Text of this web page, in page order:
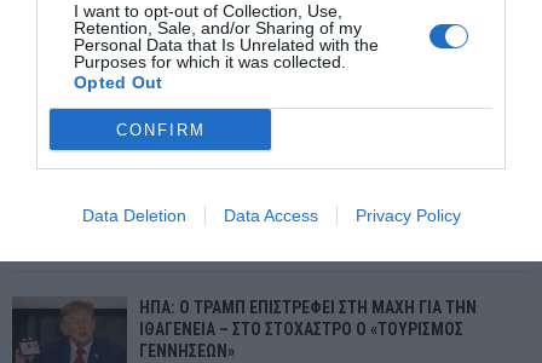
I want to opt-out of Collection, Use,
Retention, Sale, and/or Sharing of my
Personal Data that Is Unrelated with the
Purposes for which it was collected.
Opted Out
CONFIRM
Data Deletion Data Access Privacy Policy
Νοσοκομείο
ΠΡΌΣΦΑΤΕΣ ΔΗΜΟΣΙΕΎΣΕΙΣ
ΟΡΜΟΥΖ, ΠΕΤΡΕΛΑΙΟ, ΚΥΡΩΣΕΙΣ ΚΑΙ...
ΗΠΑ: Ο ΤΡΑΜΠ ΕΠΙΣΤΡΕΦΕΙ ΣΤΗ ΜΑΧΗ ΓΙΑ ΤΗΝ
ΙΘΑΓΕΝΕΙΑ – ΣΤΟ ΣΤΟΧΑΣΤΡΟ Ο «ΤΟΥΡΙΣΜΟΣ
ΓΕΝΝΗΣΕΩΝ»